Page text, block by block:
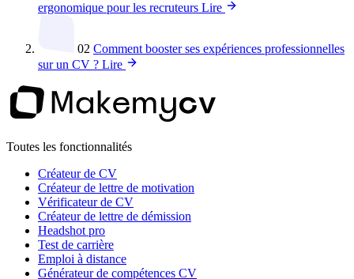
ergonomique pour les recruteurs Lire
02 Comment booster ses expériences professionnelles
sur un CV ? Lire
Toutes les fonctionnalités
Créateur de CV
Créateur de lettre de motivation
Vérificateur de CV
Créateur de lettre de démission
Headshot pro
Test de carrière
Emploi à distance
Générateur de compétences CV